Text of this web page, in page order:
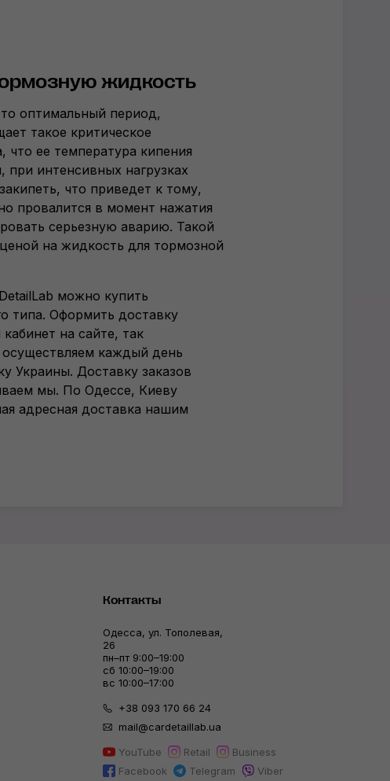
жидкость
оптимальный период,
такое критическое
что ее температура кипения
при интенсивных нагрузках
что приведет к тому,
провалится в момент нажатия
серьезную аварию. Такой
на жидкость для тормозной
можно купить
типа. Оформить доставку
на сайте, так
каждый день
Украины. Доставку заказов
мы. По Одессе, Киеву
адресная доставка нашим
Контакты
Одесса, ул. Тополевая,
26
пн–пт 9:00–19:00
сб 10:00–19:00
вс 10:00–17:00
+38 093 170 66 24
mail@cardetaillab.ua
YouTube
Retail
Business
Facebook
Telegram Viber